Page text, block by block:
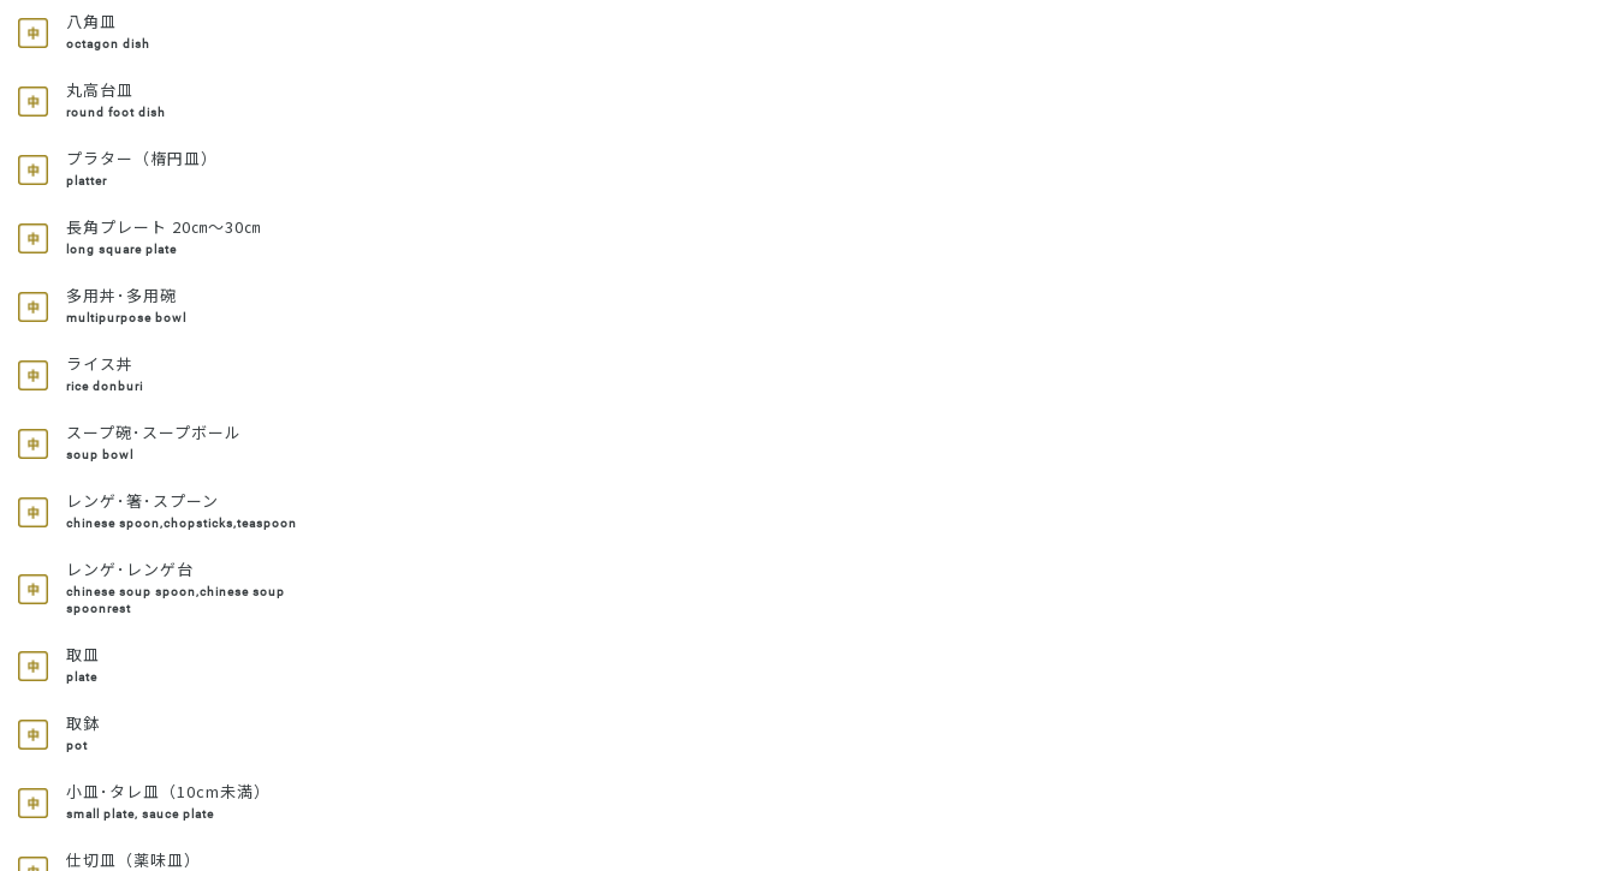
八角皿
octagon dish
丸高台皿
round foot dish
プラター（楕円皿）
platter
長角プレート 20㎝～30㎝
long square plate
多用丼･多用碗
multipurpose bowl
ライス丼
rice donburi
スープ碗･スープボール
soup bowl
レンゲ･箸･スプーン
chinese spoon,chopsticks,teaspoon
レンゲ･レンゲ台
chinese soup spoon,chinese soup
spoonrest
取皿
plate
取鉢
pot
小皿･タレ皿（10cm未満）
small plate, sauce plate
仕切皿（薬味皿）